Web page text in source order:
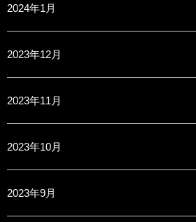
2024年1月
2023年12月
2023年11月
2023年10月
2023年9月